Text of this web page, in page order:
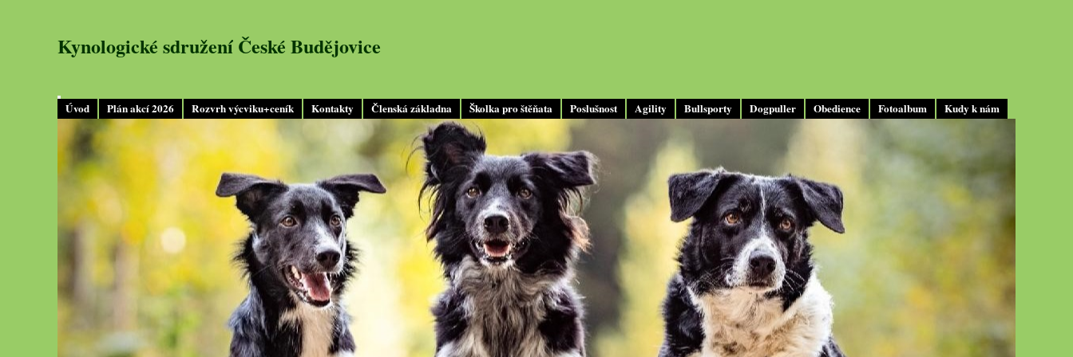
Úvod Plán akcí 2026 Rozvrh výcviku+ceník Kontakty Členská základna Školka pro štěňata Poslušnost Agility Bullsporty Dogpuller Obedience Fotoalbum Kudy k nám
Kynologické sdružení České Budějovice